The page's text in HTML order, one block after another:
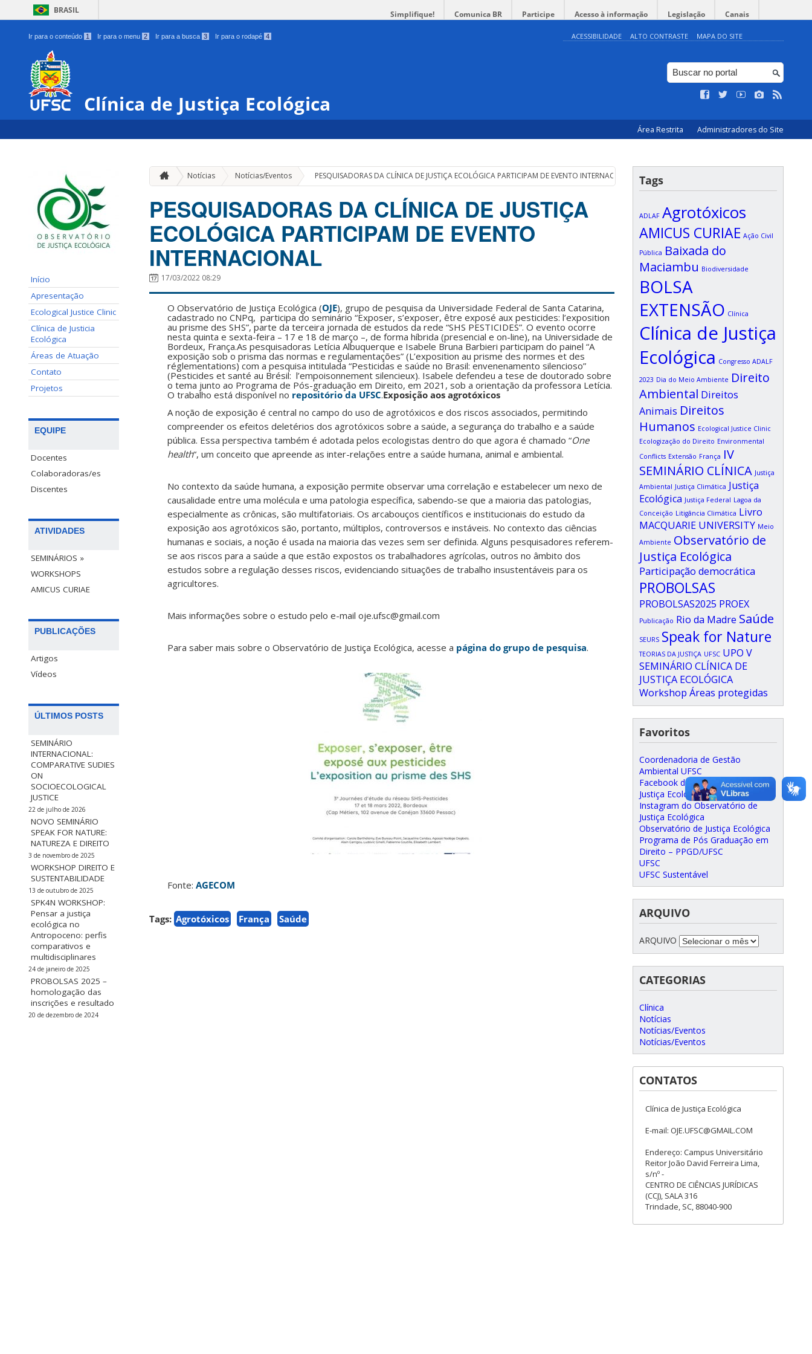
BRASIL Simplifique! Comunica BR Participe Acesso à informação Legislação Canais
Ir para o conteúdo 1 Ir para o menu 2 Ir para a busca 3 Ir para o rodapé 4 ACESSIBILIDADE ALTO CONTRASTE MAPA DO SITE
Clínica de Justiça Ecológica
Área Restrita Administradores do Site
Início
Apresentação
Ecological Justice Clinic
Clínica de Justicia
Ecológica
Áreas de Atuação
Contato
Projetos
EQUIPE
Docentes
Colaboradoras/es
Discentes
ATIVIDADES
SEMINÁRIOS »
WORKSHOPS
AMICUS CURIAE
PUBLICAÇÕES
Artigos
Vídeos
ÚLTIMOS POSTS
SEMINÁRIO
INTERNACIONAL:
COMPARATIVE SUDIES
ON
SOCIOECOLOGICAL
JUSTICE
22 de julho de 2026
NOVO SEMINÁRIO
SPEAK FOR NATURE:
NATUREZA E DIREITO
3 de novembro de 2025
WORKSHOP DIREITO E
SUSTENTABILIDADE
13 de outubro de 2025
SPK4N WORKSHOP:
Pensar a justiça
ecológica no
Antropoceno: perfis
comparativos e
multidisciplinares
24 de janeiro de 2025
PROBOLSAS 2025 –
homologação das
inscrições e resultado
20 de dezembro de 2024
Notícias Notícias/Eventos » PESQUISADORAS DA CLÍNICA DE JUSTIÇA ECOLÓGICA PARTICIPAM DE EVENTO INTERNACIONAL
PESQUISADORAS DA CLÍNICA DE JUSTIÇA
ECOLÓGICA PARTICIPAM DE EVENTO
INTERNACIONAL
17/03/2022 08:29
O Observatório de Justiça Ecológica (OJE), grupo de pesquisa da Universidade Federal de Santa Catarina,
cadastrado no CNPq, participa do seminário “Exposer, s’exposer, être exposé aux pesticides: l’exposition
au prisme des SHS”, parte da terceira jornada de estudos da rede “SHS PESTICIDES”. O evento ocorre
nesta quinta e sexta-feira – 17 e 18 de março –, de forma híbrida (presencial e on-line), na Universidade de
Bordeux, França.As pesquisadoras Letícia Albuquerque e Isabele Bruna Barbieri participam do painel “A
exposição sob o prisma das normas e regulamentações” (L’exposition au prisme des normes et des
réglementations) com a pesquisa intitulada “Pesticidas e saúde no Brasil: envenenamento silencioso”
(Pesticides et santé au Brésil: l’empoisonnement silencieux). Isabele defendeu a tese de doutorado sobre
o tema junto ao Programa de Pós-graduação em Direito, em 2021, sob a orientação da professora Letícia.
O trabalho está disponível no repositório da UFSC.Exposição aos agrotóxicos
A noção de exposição é central no campo do uso de agrotóxicos e dos riscos associados, permitindo
compreender os efeitos deletérios dos agrotóxicos sobre a saúde, a segurança do trabalho e a saúde
pública. Essa perspectiva também é adotada pelos ecologistas dentro do que agora é chamado “One
health“, um conceito que apreende as inter-relações entre a saúde humana, animal e ambiental.
No contexto da saúde humana, a exposição permite observar uma correlação e estabelecer um nexo de
causalidade entre uma molécula e uma patologia específica, sabendo-se que a maioria das patologias,
especialmente as crônicas, são multifatoriais. Os arcabouços científicos e institucionais do estudo da
exposição aos agrotóxicos são, portanto, múltiplos, controversos e instáveis. No contexto das ciências
humanas e sociais, a noção é usada na maioria das vezes sem ser definida. Alguns pesquisadores referem-
se aos riscos para a saúde a que estão expostos os trabalhadores agrícolas, outros no âmbito dos
estudos sobre a regulação desses riscos, evidenciando situações de trabalho insustentáveis para os
agricultores.
Mais informações sobre o estudo pelo e-mail oje.ufsc@gmail.com
Para saber mais sobre o Observatório de Justiça Ecológica, acesse a página do grupo de pesquisa.
Fonte: AGECOM
Tags: Agrotóxicos França Saúde
Tags
ADLAF Agrotóxicos
AMICUS CURIAE Ação Civil
Pública Baixada do
Maciambu Biodiversidade
BOLSA
EXTENSÃO Clínica
Clínica de Justiça
Ecológica Congresso ADALF
2023 Dia do Meio Ambiente Direito
Ambiental Direitos
Animais Direitos
Humanos Ecological Justice Clinic
Ecologização do Direito Environmental
Conflicts Extensão França IV
SEMINÁRIO CLÍNICA Justiça
Ambiental Justiça Climática Justiça
Ecológica Justiça Federal Lagoa da
Conceição Litigância Climática Livro
MACQUARIE UNIVERSITY Meio
Ambiente Observatório de
Justiça Ecológica
Participação democrática
PROBOLSAS
PROBOLSAS2025 PROEX
Publicação Rio da Madre Saúde
SEURS Speak for Nature
TEORIAS DA JUSTIÇA UFSC UPO V
SEMINÁRIO CLÍNICA DE
JUSTIÇA ECOLÓGICA
Workshop Áreas protegidas
Favoritos
Coordenadoria de Gestão
Ambiental UFSC
Facebook do Observatório de
Justiça Ecológica
Instagram do Observatório de
Justiça Ecológica
Observatório de Justiça Ecológica
Programa de Pós Graduação em
Direito – PPGD/UFSC
UFSC
UFSC Sustentável
ARQUIVO
ARQUIVO
CATEGORIAS
Clínica
Notícias
Notícias/Eventos
Notícias/Eventos
CONTATOS
Clínica de Justiça Ecológica
E-mail: OJE.UFSC@GMAIL.COM
Endereço: Campus Universitário
Reitor João David Ferreira Lima,
s/nº -
CENTRO DE CIÊNCIAS JURÍDICAS
(CCJ), SALA 316
Trindade, SC, 88040-900